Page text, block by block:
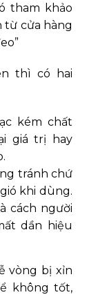
tham khảo
từ cửa hàng
thì có hai
kém chất
giá trị hay
tránh chứ
khi dùng.
cách người
dần hiệu
vòng bị xỉn
không tốt,